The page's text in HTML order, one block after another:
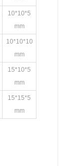
10*10*5
mm
10*10*10
mm
15*10*5
mm
15*15*5
mm